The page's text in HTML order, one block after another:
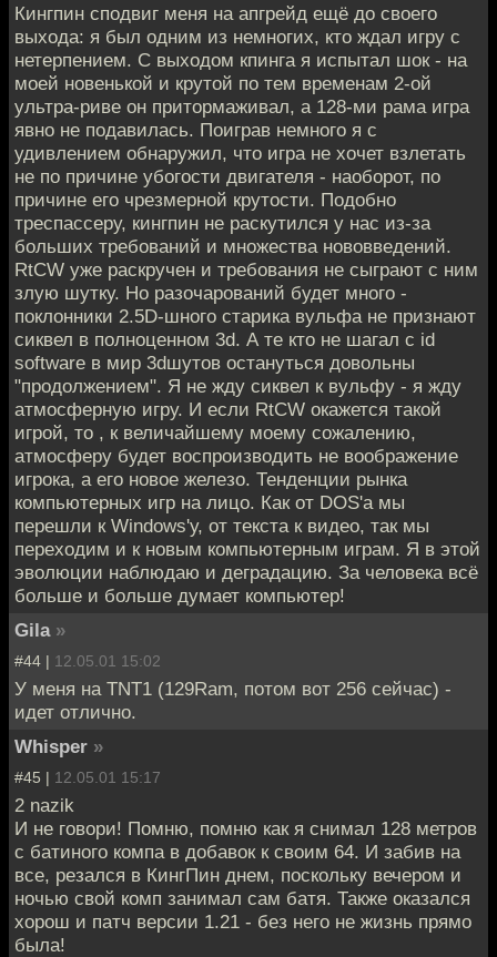
Кингпин сподвиг меня на апгрейд ещё до своего
выхода: я был одним из немногих, кто ждал игру с
нетерпением. С выходом кпинга я испытал шок - на
моей новенькой и крутой по тем временам 2-ой
ультра-риве он притормаживал, а 128-ми рама игра
явно не подавилась. Поиграв немного я с
удивлением обнаружил, что игра не хочет взлетать
не по причине убогости двигателя - наоборот, по
причине его чрезмерной крутости. Подобно
треспассеру, кингпин не раскутился у нас из-за
больших требований и множества нововведений.
RtCW уже раскручен и требования не сыграют с ним
злую шутку. Но разочарований будет много -
поклонники 2.5D-шного старика вульфа не признают
сиквел в полноценном 3d. А те кто не шагал с id
software в мир 3dшутов остануться довольны
"продолжением". Я не жду сиквел к вульфу - я жду
атмосферную игру. И если RtCW окажется такой
игрой, то , к величайшему моему сожалению,
атмосферу будет воспроизводить не воображение
игрока, а его новое железо. Тенденции рынка
компьютерных игр на лицо. Как от DOS'a мы
перешли к Windows'у, от текста к видео, так мы
переходим и к новым компьютерным играм. Я в этой
эволюции наблюдаю и деградацию. За человека всё
больше и больше думает компьютер!
Gila »
#44 | 12.05.01 15:02
У меня на TNT1 (129Ram, потом вот 256 сейчас) -
идет отлично.
Whisper »
#45 | 12.05.01 15:17
2 nazik
И не говори! Помню, помню как я снимал 128 метров
с батиного компа в добавок к своим 64. И забив на
все, резался в КингПин днем, поскольку вечером и
ночью свой комп занимал сам батя. Также оказался
хорош и патч версии 1.21 - без него не жизнь прямо
была!